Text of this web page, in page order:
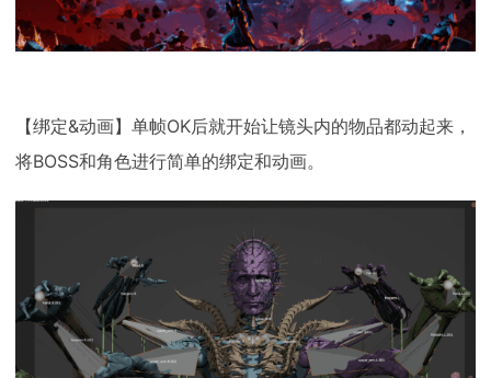
【绑定&动画】单帧OK后就开始让镜头内的物品都动起来，
将BOSS和角色进行简单的绑定和动画。